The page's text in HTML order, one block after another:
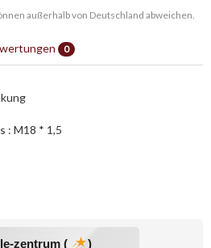
außerhalb von Deutschland abweichen.
0
: M18 * 1,5
zentrum ( )